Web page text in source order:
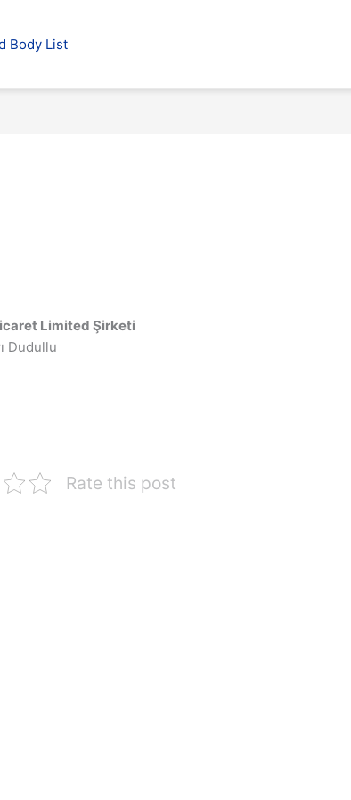
Body List
Limited Şirketi
Dudullu
Rate this post